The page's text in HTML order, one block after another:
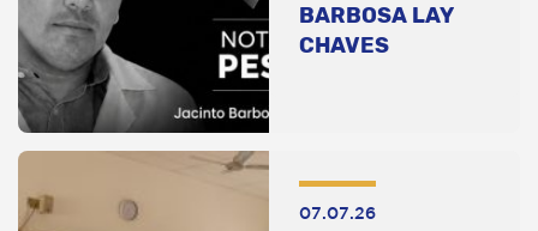
BARBOSA LAY
CHAVES
07.07.26